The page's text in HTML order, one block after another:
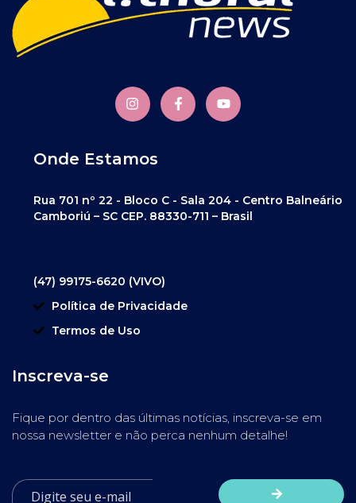
Onde Estamos
Rua 701 nº 22 - Bloco C - Sala 204 - Centro Balneário
Camboriú – SC CEP. 88330-711 – Brasil
(47) 99175-6620 (VIVO)
Política de Privacidade
Termos de Uso
Inscreva-se
Fique por dentro das últimas notícias, inscreva-se em
nossa newsletter e não perca nenhum detalhe!